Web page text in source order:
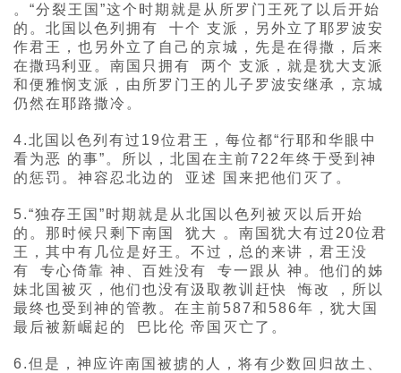
。“分裂王国”这个时期就是从所罗门王死了以后开始
的。北国以色列拥有 十个 支派，另外立了耶罗波安
作君王，也另外立了自己的京城，先是在得撒，后来
在撒玛利亚。南国只拥有 两个 支派，就是犹大支派
和便雅悯支派，由所罗门王的儿子罗波安继承，京城
仍然在耶路撒冷。
4.北国以色列有过19位君王，每位都“行耶和华眼中
看为恶 的事”。所以，北国在主前722年终于受到神
的惩罚。神容忍北边的 亚述 国来把他们灭了。
5.“独存王国”时期就是从北国以色列被灭以后开始
的。那时候只剩下南国 犹大 。南国犹大有过20位君
王，其中有几位是好王。不过，总的来讲，君王没
有 专心倚靠 神、百姓没有 专一跟从 神。他们的姊
妹北国被灭，他们也没有汲取教训赶快 悔改 ，所以
最终也受到神的管教。在主前587和586年，犹大国
最后被新崛起的 巴比伦 帝国灭亡了。
6.但是，神应许南国被掳的人，将有少数回归故土、